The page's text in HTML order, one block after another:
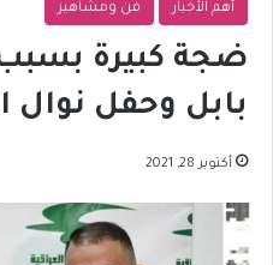
أهم الأخبار فن ومشاهير
ضجة كبيرة
بابل وحفل نوال
أكتوبر 28, 2021